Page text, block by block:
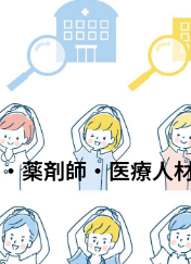
薬剤師・医療人